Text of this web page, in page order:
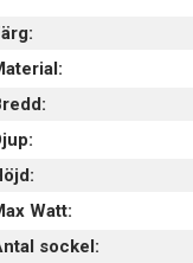
Watt:
sockel: